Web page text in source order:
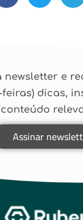
newsletter e
feiras) dicas,
conteúdo
Assinar